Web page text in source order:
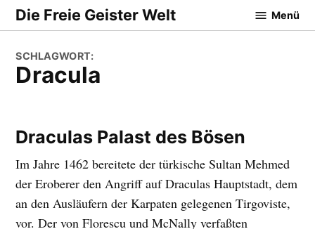
Zum
Inhalt
springen
Die Freie Geister Welt Menü
SCHLAGWORT:
dracula
Draculas Palast des Bösen
Im Jahre 1462 bereitete der türkische Sultan Mehmed
der Eroberer den Angriff auf Draculas Hauptstadt, dem
an den Ausläufern der Karpaten gelegenen Tirgoviste,
vor. Der von Florescu und McNally verfaßten